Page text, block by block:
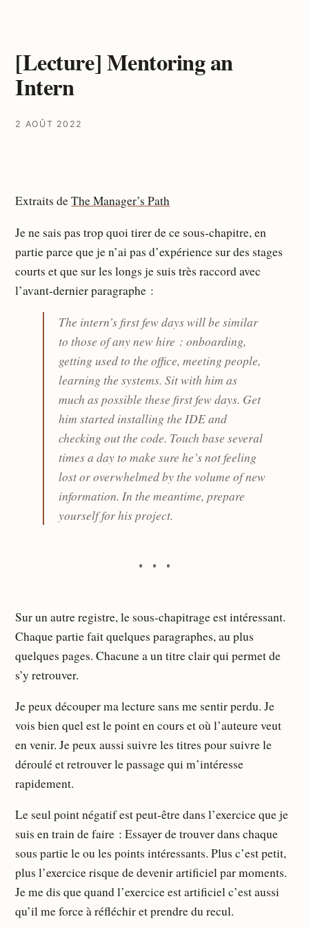
[Lecture] Mentoring an
Intern
2 AOÛT 2022
Extraits deThe Mana­­­­ger’s Path
Je ne sais pas trop quoi tirer de ce sous-chapitre, en
partie parce que je n’ai pas d’expérience sur des stages
courts et que sur les longs je suis très raccord avec
l’avant-dernier paragraphe :
The intern’s first few days will be similar
to those of any new hire : onboarding,
getting used to the office, meeting people,
learning the systems. Sit with him as
much as possible these first few days. Get
him started installing the IDE and
checking out the code. Touch base several
times a day to make sure he’s not feeling
lost or overwhelmed by the volume of new
information. In the meantime, prepare
yourself for his project.
Sur un autre registre, le sous-chapitrage est intéressant.
Chaque partie fait quelques paragraphes, au plus
quelques pages. Chacune a un titre clair qui permet de
s’y retrouver.
Je peux découper ma lecture sans me sentir perdu. Je
vois bien quel est le point en cours et où l’auteure veut
en venir. Je peux aussi suivre les titres pour suivre le
déroulé et retrouver le passage qui m’intéresse
rapidement.
Le seul point négatif est peut-être dans l’exercice que je
suis en train de faire : Essayer de trouver dans chaque
sous partie le ou les points intéressants. Plus c’est petit,
plus l’exercice risque de devenir artificiel par moments.
Je me dis que quand l’exercice est artificiel c’est aussi
qu’il me force à réfléchir et prendre du recul.